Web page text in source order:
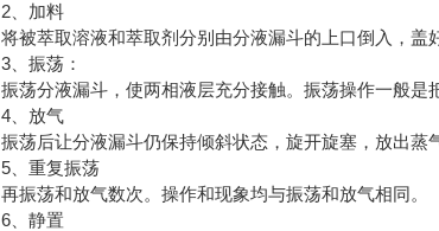
2、加料
将被萃取溶液和萃取剂分别由分液漏斗的上口倒入，盖
3、振荡：
振荡分液漏斗，使两相液层充分接触。振荡操作一般是
4、放气
振荡后让分液漏斗仍保持倾斜状态，旋开旋塞，放出蒸
5、重复振荡
再振荡和放气数次。操作和现象均与振荡和放气相同。
6、静置